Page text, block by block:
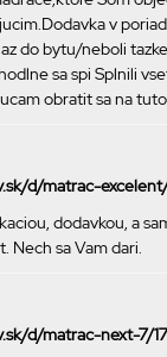
v
do bytu/neboli
sa spi Splnili
obratit sa na
d/matrac-
dodavkou, a
Nech sa Vam dari.
d/matrac-next-7/